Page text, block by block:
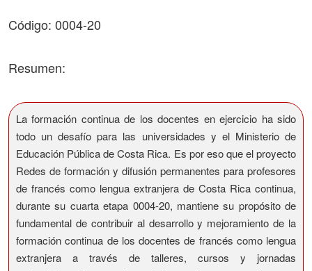
Código: 0004-20
Resumen:
La formación continua de los docentes en ejercicio ha sido
todo un desafío para las universidades y el Ministerio de
Educación Pública de Costa Rica. Es por eso que el proyecto
Redes de formación y difusión permanentes para profesores
de francés como lengua extranjera de Costa Rica continua,
durante su cuarta etapa 0004-20, mantiene su propósito de
fundamental de contribuir al desarrollo y mejoramiento de la
formación continua de los docentes de francés como lengua
extranjera a través de talleres, cursos y jornadas